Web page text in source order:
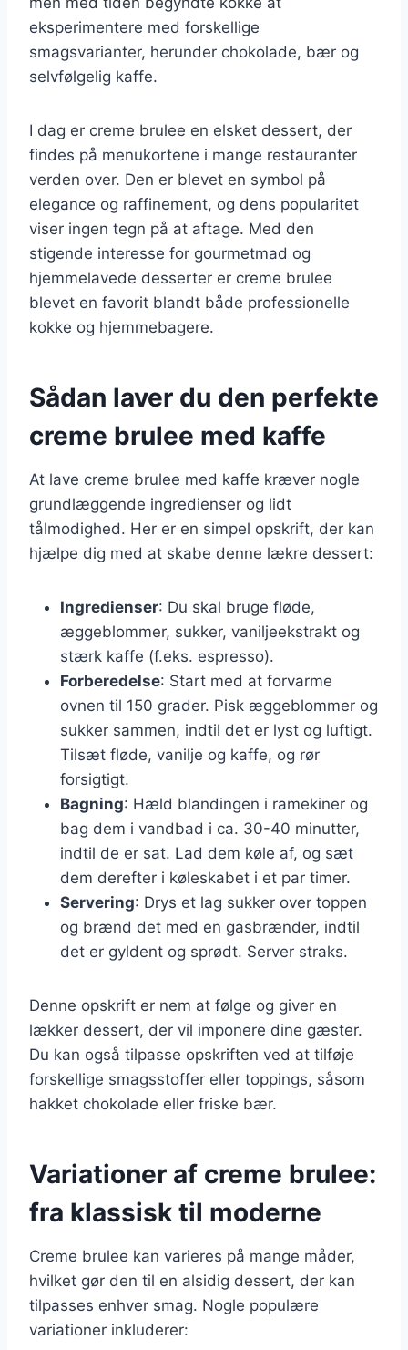
eksperimentere med forskellige
smagsvarianter, herunder chokolade, bær og
selvfølgelig kaffe.
I dag er creme brulee en elsket dessert, der
findes på menukortene i mange restauranter
verden over. Den er blevet en symbol på
elegance og raffinement, og dens popularitet
viser ingen tegn på at aftage. Med den
stigende interesse for gourmetmad og
hjemmelavede desserter er creme brulee
blevet en favorit blandt både professionelle
kokke og hjemmebagere.
Sådan laver du den perfekte
creme brulee med kaffe
At lave creme brulee med kaffe kræver nogle
grundlæggende ingredienser og lidt
tålmodighed. Her er en simpel opskrift, der kan
hjælpe dig med at skabe denne lækre dessert:
Ingredienser: Du skal bruge fløde,
æggeblommer, sukker, vaniljeekstrakt og
stærk kaffe (f.eks. espresso).
Forberedelse: Start med at forvarme
ovnen til 150 grader. Pisk æggeblommer og
sukker sammen, indtil det er lyst og luftigt.
Tilsæt fløde, vanilje og kaffe, og rør
forsigtigt.
Bagning: Hæld blandingen i ramekiner og
bag dem i vandbad i ca. 30-40 minutter,
indtil de er sat. Lad dem køle af, og sæt
dem derefter i køleskabet i et par timer.
Servering: Drys et lag sukker over toppen
og brænd det med en gasbrænder, indtil
det er gyldent og sprødt. Server straks.
Denne opskrift er nem at følge og giver en
lækker dessert, der vil imponere dine gæster.
Du kan også tilpasse opskriften ved at tilføje
forskellige smagsstoffer eller toppings, såsom
hakket chokolade eller friske bær.
Variationer af creme brulee:
fra klassisk til moderne
Creme brulee kan varieres på mange måder,
hvilket gør den til en alsidig dessert, der kan
tilpasses enhver smag. Nogle populære
variationer inkluderer: